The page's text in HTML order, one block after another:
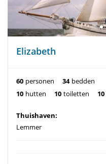
Elizabeth
60 personen 34 bedden
10 hutten 10 toiletten 10
Thuishaven:
Lemmer